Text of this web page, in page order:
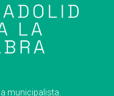
municipalista.